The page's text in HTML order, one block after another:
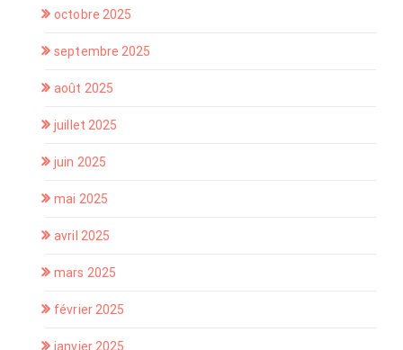
octobre 2025
septembre 2025
août 2025
juillet 2025
juin 2025
mai 2025
avril 2025
mars 2025
février 2025
janvier 2025